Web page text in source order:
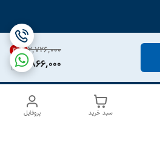
۲٬۷۲۶٬۰۰۰ 31%
1,866,000
پروفایل سبد خرید